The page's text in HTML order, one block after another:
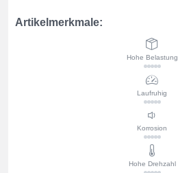
Artikelmerkmale:
Hohe Belastung
Laufruhig
Korrosion
Hohe Drehzahl